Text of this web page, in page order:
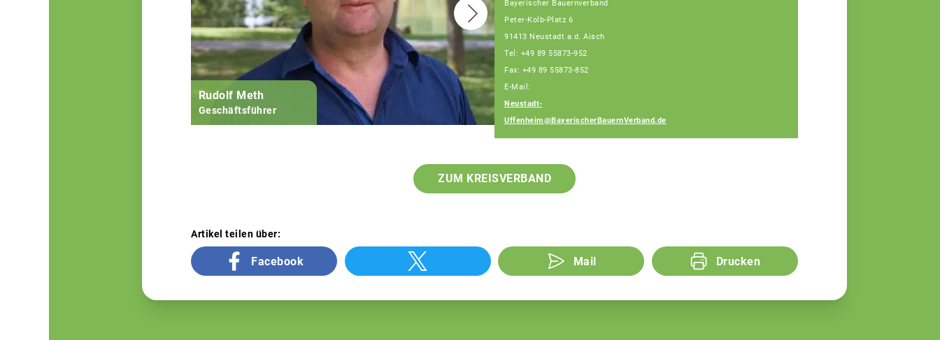
Rudolf Meth
Geschäftsführer Fachberater
Bayerischer Bauernverband
Peter-Kolb-Platz 6
91413 Neustadt a.d. Aisch
Tel: +49 89 55873-952
Fax: +49 89 55873-852
E-Mail:
Neustadt-
Uffenheim@BayerischerBauernVerband.de
ZUM KREISVERBAND
Artikel teilen über:
Facebook Mail Drucken